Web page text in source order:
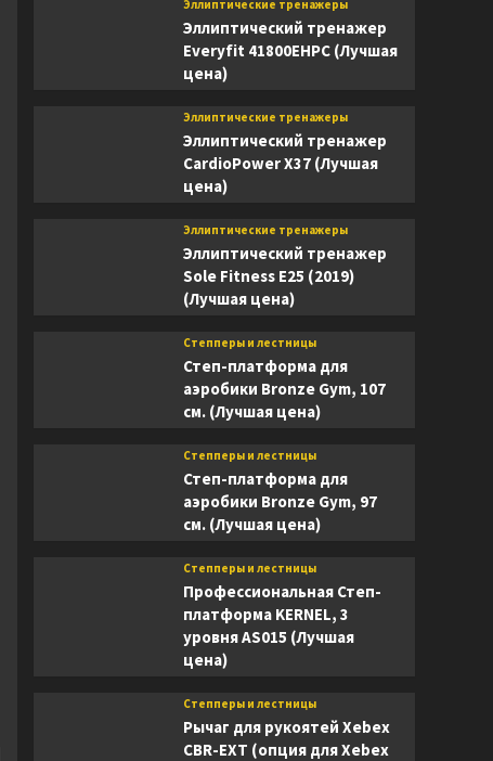
Эллиптические тренажеры
Эллиптический тренажер
Everyfit 41800EHPC (Лучшая
цена)
Эллиптические тренажеры
Эллиптический тренажер
CardioPower X37 (Лучшая
цена)
Эллиптические тренажеры
Эллиптический тренажер
Sole Fitness E25 (2019)
(Лучшая цена)
Степперы и лестницы
Степ-платформа для
аэробики Bronze Gym, 107
см. (Лучшая цена)
Степперы и лестницы
Степ-платформа для
аэробики Bronze Gym, 97
см. (Лучшая цена)
Степперы и лестницы
Профессиональная Степ-
платформа KERNEL, 3
уровня AS015 (Лучшая
цена)
Степперы и лестницы
Рычаг для рукоятей Xebex
CBR-EXT (опция для Xebex